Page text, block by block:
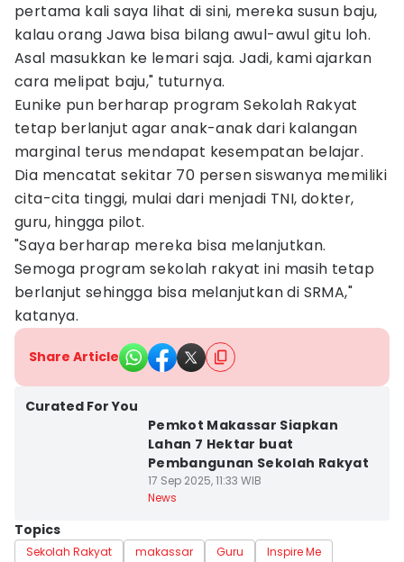
pertama kali saya lihat di sini, mereka susun baju,
kalau orang Jawa bisa bilang awul-awul gitu loh.
Asal masukkan ke lemari saja. Jadi, kami ajarkan
cara melipat baju," tuturnya.
Eunike pun berharap program Sekolah Rakyat
tetap berlanjut agar anak-anak dari kalangan
marginal terus mendapat kesempatan belajar.
Dia mencatat sekitar 70 persen siswanya memiliki
cita-cita tinggi, mulai dari menjadi TNI, dokter,
guru, hingga pilot.
"Saya berharap mereka bisa melanjutkan.
Semoga program sekolah rakyat ini masih tetap
berlanjut sehingga bisa melanjutkan di SRMA,"
katanya.
Share Article
Curated For You
Pemkot Makassar Siapkan
Lahan 7 Hektar buat
Pembangunan Sekolah Rakyat
17 Sep 2025, 11:33 WIB
News
Topics
Sekolah Rakyat makassar Guru Inspire Me